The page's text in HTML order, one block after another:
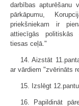
darbības apturēšanu
pārkāpumu,
priekšniekam ir
attiecīgās politiskās
tiesas ceļā."
14. Aizstāt
ar vārdiem "zvērināts
15. Izslēgt 12.pantu.
16. Papildināt